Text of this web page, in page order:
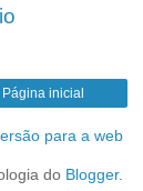
Página inicial
para a web
do Blogger.